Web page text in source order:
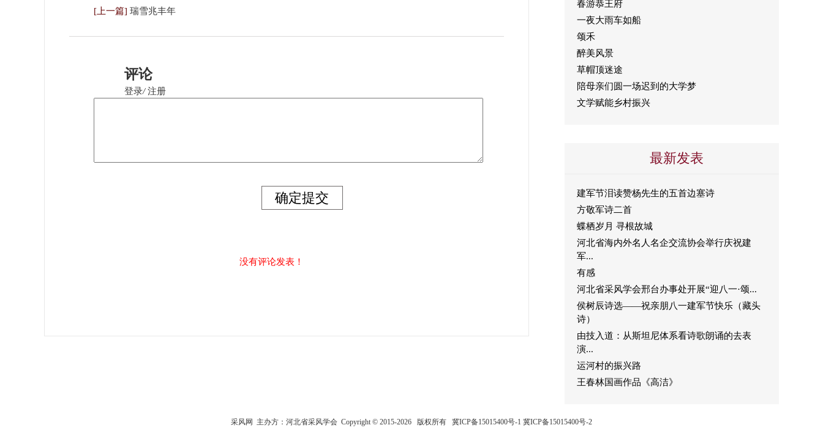
[上一篇] 瑞雪兆丰年
评论
登录/ 注册
没有评论发表！
春游恭王府
一夜大雨车如船
颂禾
醉美风景
草帽顶迷途
陪母亲们圆一场迟到的大学梦
文学赋能乡村振兴
最新发表
建军节泪读赞杨先生的五首边塞诗
方敬军诗二首
蝶栖岁月 寻根故城
河北省海内外名人名企交流协会举行庆祝建
军...
有感
河北省采风学会邢台办事处开展“迎八一·颂...
侯树辰诗选——祝亲朋八一建军节快乐（藏头
诗）
由技入道：从斯坦尼体系看诗歌朗诵的去表
演...
运河村的振兴路
王春林国画作品《高洁》
采风网 主办方：河北省采风学会 Copyright © 2015-2026 版权所有 冀ICP备15015400号-1 冀ICP备15015400号-2